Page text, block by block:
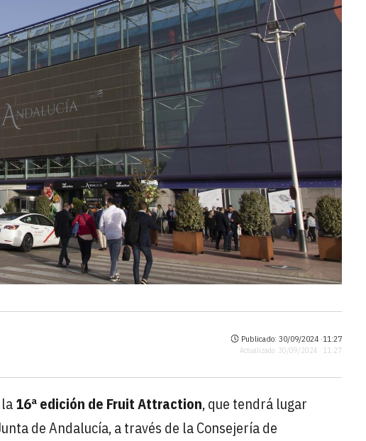
Publicado: 30/09/2024 ·11:27
Actualizado: 30/09/2024 · 11:27
16ª edición de Fruit Attraction, que tendrá lugar
de Andalucía, a través de la Consejería de